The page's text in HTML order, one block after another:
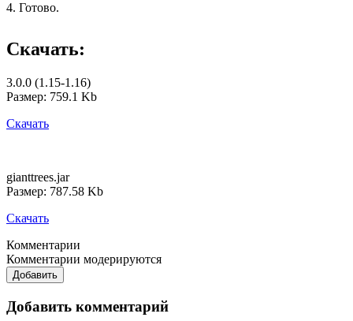
4. Готово.
Скачать:
3.0.0 (1.15-1.16)
Размер: 759.1 Kb
Скачать
gianttrees.jar
Размер: 787.58 Kb
Скачать
Комментарии
Комментарии модерируются
Добавить
Добавить комментарий